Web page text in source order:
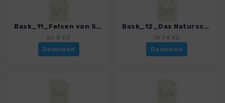
Bask_11_Felsen von San Juan de Gaztelugatxe_0252_1.gpx
20.8 KB
Download
Bask_12_Das Naturschauspiel von Urdaibai_0252_1.gpx
78.98 KB
Download